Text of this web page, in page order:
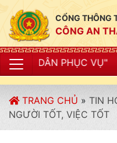
CỔNG THÔNG
CÔNG AN
TRANG CHỦ » TIN
NGƯỜI TỐT, VIỆC TỐT